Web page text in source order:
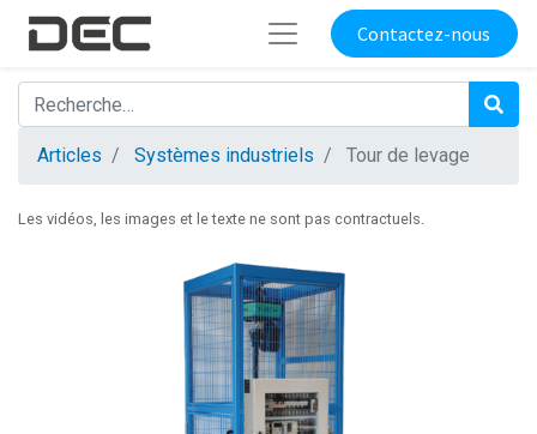
Contactez-nous
Articles Systèmes industriels Tour de levage
Les vidéos, les images et le texte ne sont pas contractuels.